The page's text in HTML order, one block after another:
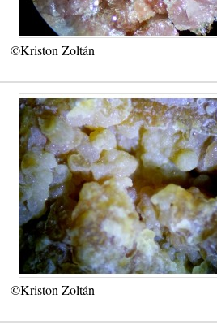
©Kriston Zoltán
©Kriston Zoltán